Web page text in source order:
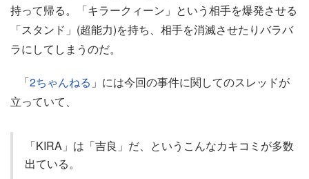
持って帰る。「キラークィーン」という相手を爆発させる
「スタンド」(超能力)を持ち、相手を消滅させたりバラバ
ラにしてしまうのだ。
「2ちゃんねる 」には今回の事件に関してのスレッドが
立っていて、
「KIRA」は「吉良」だ、というこんなカキコミが多数
出ている。